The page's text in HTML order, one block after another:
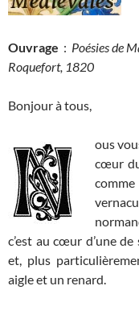
Ouvrage : Poésies de
Roquefort, 1820
Bonjour à tous,
ous
cœur
c’est au cœur d’une
et, plus
aigle et un renard.